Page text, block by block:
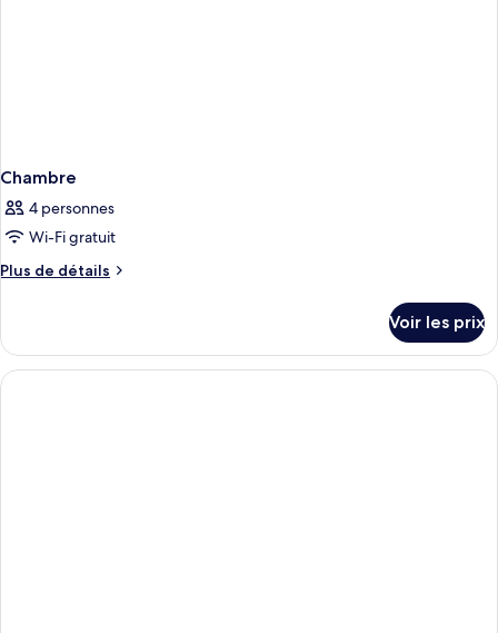
Chambre
4 personnes
Wi-Fi gratuit
Plus de détails
Plus
le
type
de
Voir les prix